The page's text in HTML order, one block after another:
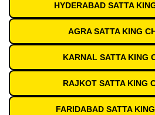
HYDERABAD SATTA
AGRA SATTA KING
KARNAL SATTA KING
RAJKOT SATTA KING
FARIDABAD SATTA